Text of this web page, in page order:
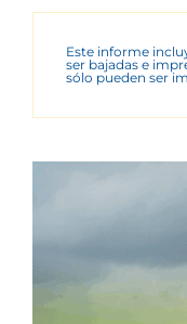
Este informe
ser bajadas e
sólo pueden ser